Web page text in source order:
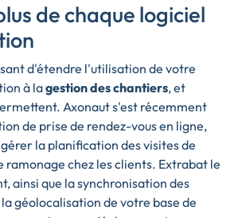
de chaque logiciel
d'étendre l'utilisation de votre
à lagestion des chantiers, et
Axonaut s'est récemment
de prise de rendez-vous en ligne,
la planification des visites de
ramonage chez les clients. Extrabat le
ainsi que la synchronisation des
géolocalisation de votre base de